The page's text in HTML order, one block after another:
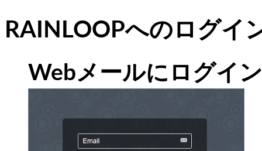
RAINLOOPへのログイ
Webメールにログイ